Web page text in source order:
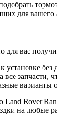
для
вас
без
запчасти,
Rover
на любые